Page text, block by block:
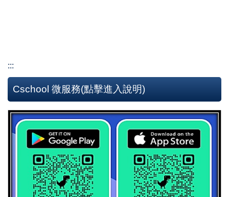
:::
Cschool 微服務(點擊進入說明)